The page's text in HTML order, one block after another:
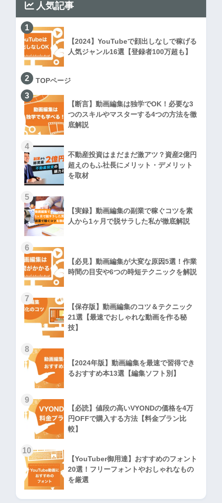
人気記事
1
【2024】YouTubeで顔出しなしで稼げる
人気ジャンル16選【登録者100万超も】
2 TOPページ
3
【断言】動画編集は独学でOK！必要な3
つのスキルやマスターする4つの方法を徹
底解説
4
不動産投資はまだまだ激アツ？資産2億円
超えのもふ社長にメリット・デメリット
を取材
5
【実録】動画編集の副業で稼ぐコツを素
人から1ヶ月で脱サラした私が徹底解説
6
【必見】動画編集が大変な原因5選！作業
時間の目安や6つの時短テクニックを解説
7
【保存版】動画編集のコツ＆テクニック
21選【最速でおしゃれな動画を作る秘
技】
8
【2024年版】動画編集を最速で習得でき
るおすすめ本13選【編集ソフト別】
9
【必読】値段の高いVYONDの価格を4万
円OFFで購入する方法【料金プラン比
較】
10
【YouTuber御用達】おすすめのフォント
20選！フリーフォントやおしゃれなもの
を厳選